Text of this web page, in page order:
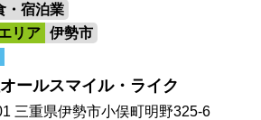
・宿泊業
リア
伊勢市
ールスマイル・ライク
三重県伊勢市小俣町明野325-6